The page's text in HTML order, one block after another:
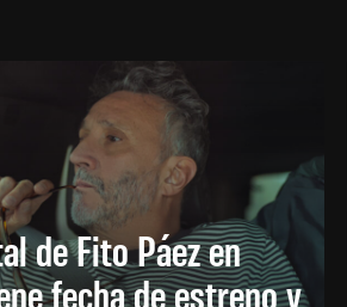
de Fito Páez en
fecha de estreno y